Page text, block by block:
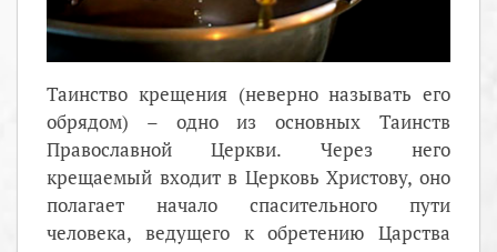
Таинство крещения (неверно называть его
обрядом) – одно из основных Таинств
Православной Церкви. Через него
крещаемый входит в Церковь Христову, оно
полагает начало спасительного пути
человека, ведущего к обретению Царства